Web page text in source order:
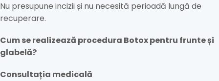
Nu presupune incizii și nu necesită perioadă lungă de
recuperare.
Cum se realizează procedura Botox pentru frunte și
glabelă?
Consultația medicală